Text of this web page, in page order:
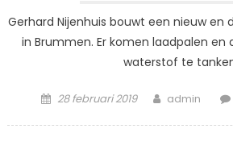
Gerhard Nijenhuis bouwt een nieuw en
in Brummen. Er komen laadpalen en
waterstof te
Posted
28 februari 2019 Author
admin